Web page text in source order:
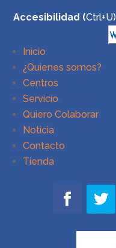
Accesibilidad (Ctrl+U)
Inicio
¿Quienes somos?
Centros
Servicio
Quiero Colaborar
Noticia
Contacto
Tienda